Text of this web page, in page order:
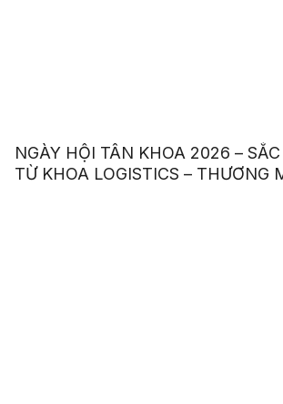
NGÀY HỘI TÂN KHOA 2026 –
TỪ KHOA LOGISTICS – THƯƠNG